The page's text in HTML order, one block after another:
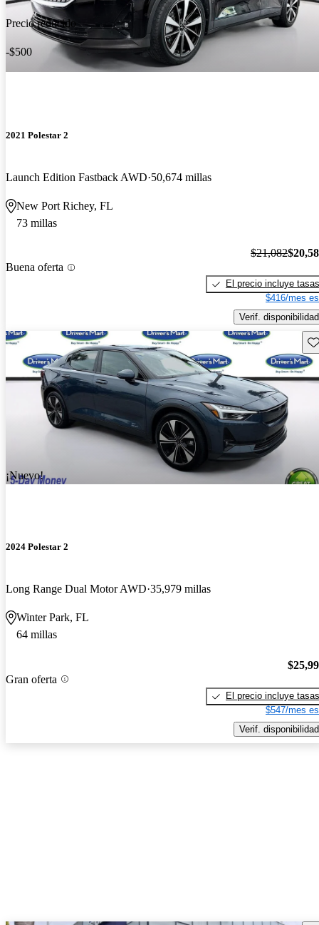
Precio reducido
-$500
2021 Polestar 2
Launch Edition Fastback AWD 50,674 millas
New Port Richey, FL
73 millas
Buena oferta
$21,082
El precio incluye tasas
$416/mes
Verif. disponibilidad
¡Nuevo!
2024 Polestar 2
Long Range Dual Motor AWD 35,979 millas
Winter Park, FL
64 millas
Gran oferta
El precio incluye tasas
$547/mes
Verif. disponibilidad